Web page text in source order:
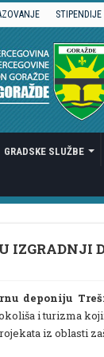
STIPENDIJE
GRADSKE SLUŽBE
IZGRADNJI
deponiju
i turizma
iz oblasti